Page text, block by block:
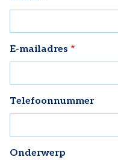
E-mailadres
Telefoonnummer
Onderwerp